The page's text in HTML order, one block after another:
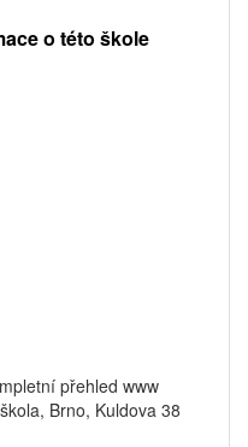
o této škole
přehled www
Brno, Kuldova 38